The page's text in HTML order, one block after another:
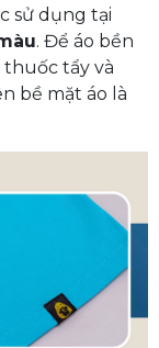
sử dụng tại
. Để áo bền
tẩy và
bề mặt áo là